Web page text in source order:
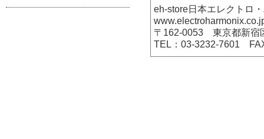
eh-store日本エレクトロ
〒162-0053 東京都新宿
TEL：03-3232-7601